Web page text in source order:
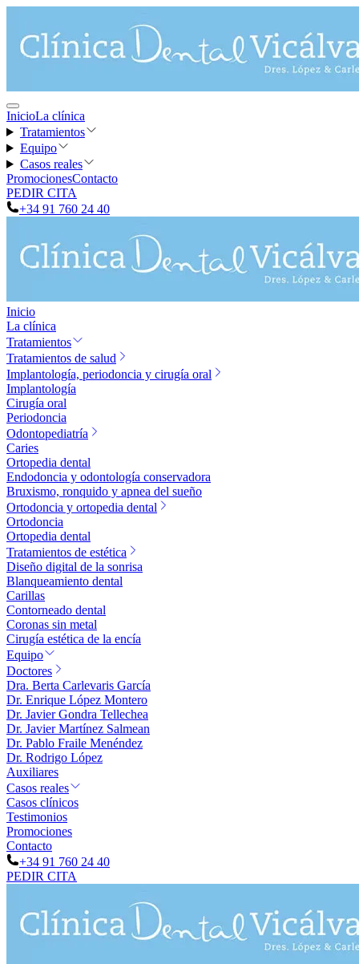
InicioLa clínica
Tratamientos
Equipo
Casos reales
PromocionesContacto
PEDIR CITA
+34 91 760 24 40
Inicio
La clínica
Tratamientos
Tratamientos de salud
Implantología, periodoncia y cirugía oral
Implantología
Cirugía oral
Periodoncia
Odontopediatría
Caries
Ortopedia dental
Endodoncia y odontología conservadora
Bruxismo, ronquido y apnea del sueño
Ortodoncia y ortopedia dental
Ortodoncia
Ortopedia dental
Tratamientos de estética
Diseño digital de la sonrisa
Blanqueamiento dental
Carillas
Contorneado dental
Coronas sin metal
Cirugía estética de la encía
Equipo
Doctores
Dra. Berta Carlevaris García
Dr. Enrique López Montero
Dr. Javier Gondra Tellechea
Dr. Javier Martínez Salmean
Dr. Pablo Fraile Menéndez
Dr. Rodrigo López
Auxiliares
Casos reales
Casos clínicos
Testimonios
Promociones
Contacto
+34 91 760 24 40
PEDIR CITA